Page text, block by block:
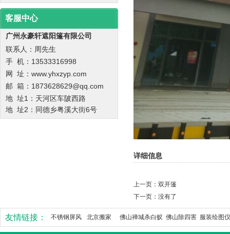
客服中心
广州永豪轩遮阳篷有限公司
联系人：周先生
手 机： 13533316998
网 址：www.yhxzyp.com
邮 箱：1873628629@qq.com
地 址1：天河区车陂西路
地 址2： 同德乡粤溪大街6号
详细信息
上一页： 双开篷
下一页：没有了
友情链接： 不锈钢屏风 北京搬家 佛山禅城杀白蚁 佛山除四害 服装绘图仪